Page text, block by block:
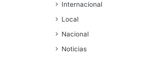
Internacional
Local
Nacional
Noticias